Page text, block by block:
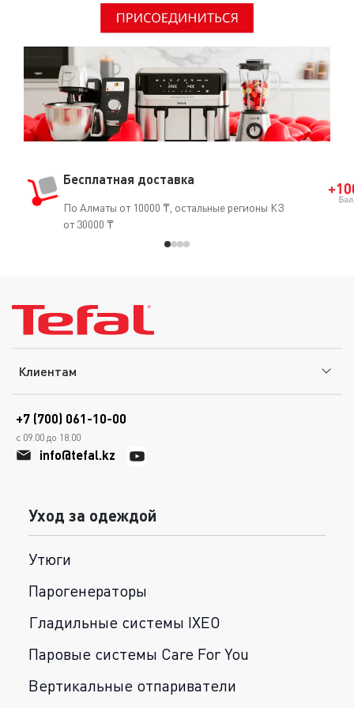
Бесплатная доставка
По Алматы от 10000 ₸, остальные регионы КЗ
от 30000 ₸
Клиентам
+7 (700) 061-10-00
с 09.00 до 18.00
info@tefal.kz
Уход за одеждой
Утюги
Парогенераторы
Гладильные системы IXEO
Паровые системы Care For You
Вертикальные отпариватели